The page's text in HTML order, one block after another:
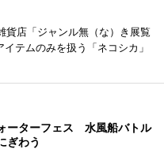
貨店「ジャンル無（な）き展覧
テムのみを扱う「ネコシカ」
ーターフェス 水風船バトル
ぎわう